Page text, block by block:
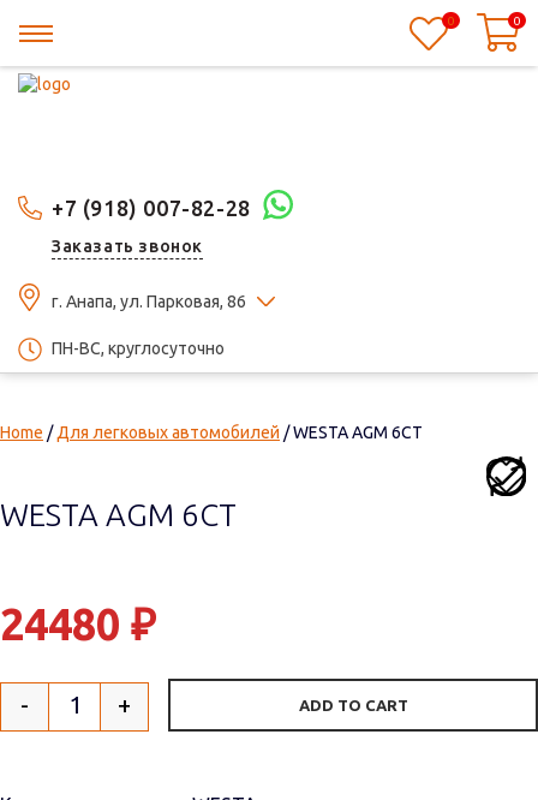
+7 (918) 007-82-28
Заказать звонок
г. Анапа, ул. Парковая, 86
ПН-ВС, круглосуточно
0 0
Home /Для легковых автомобилей / WESTA AGM 6СТ
WESTA AGM 6СТ
24480 ₽
Quantity
- + ADD TO CART